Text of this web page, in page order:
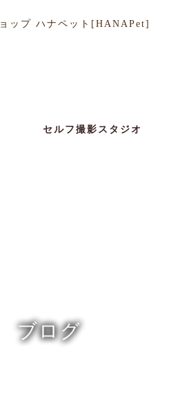
セルフ撮影スタジオ
ブログ